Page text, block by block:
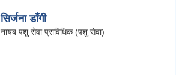
सिर्जना डाँगी
नायब पशु सेवा प्राविधिक (पशु सेवा)